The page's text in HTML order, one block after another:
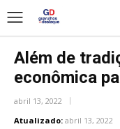
Além de
econômica
abril 13, 2022
Atualizado: abril 13, 2022